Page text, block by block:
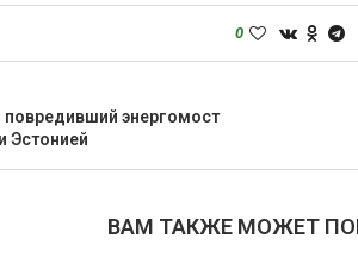
0
энергомост
Эстонией
ВАМ ТАКЖЕ МОЖЕТ